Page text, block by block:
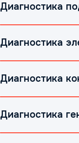
Диагностика
Диагностика
Диагностика
Диагностика